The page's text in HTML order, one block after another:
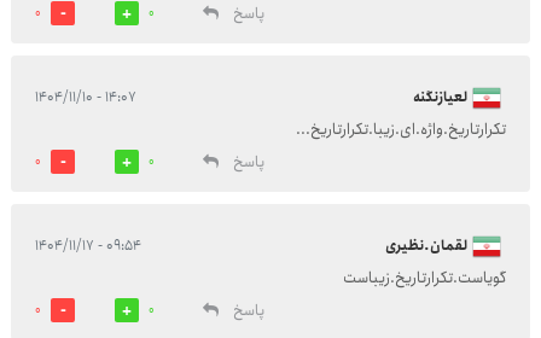
پاسخ
0
0
لعیازنگنه ۱۴:۰۷ - ۱۴۰۴/۱۱/۱۰
تکرارتاریخ.واژه.ای.زیبا.تکرارتاریخ...
پاسخ
0
0
لقمان.نظیری ۰۹:۵۴ - ۱۴۰۴/۱۱/۱۷
گویاست.تکرارتاریخ.زیباست
پاسخ
0
0